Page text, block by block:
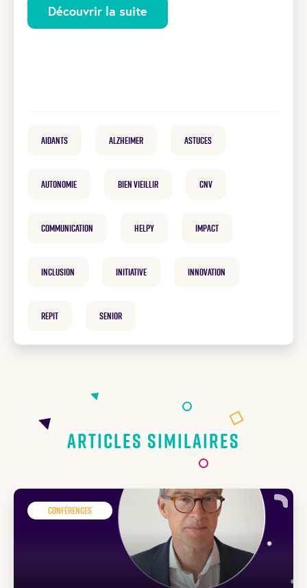
Découvrir la suite
Aidants Alzheimer Astuces
Autonomie Bien vieillir CNV
communication helpy Impact
inclusion Initiative innovation
repit Senior
Articles similaires
Conférences